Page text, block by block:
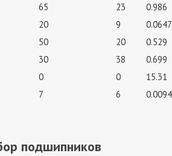
65 23
0.986
20 9
0.0647
50 20
0.529
30 38
0.699
0 0
15.31
7 6 0.0094
подшипников